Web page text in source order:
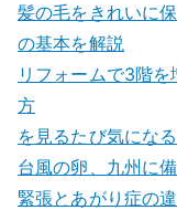
髪の毛をきれいに
の基本を解説
リフォームで3階
方
を見るたび気にな
台風の卵、九州に
緊張とあがり症の